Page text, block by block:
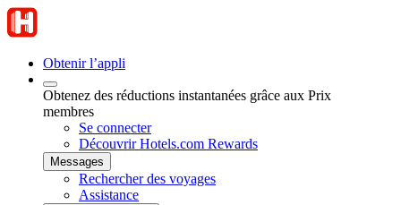
Obtenir l’appli
Obtenez des réductions instantanées grâce aux Prix
membres
Se connecter
Découvrir Hotels.com Rewards
Messages
Rechercher des voyages
Assistance